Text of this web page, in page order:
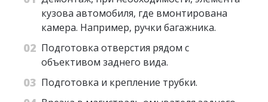
кузова автомобиля, где вмонтирована
камера. Например, ручки багажника.
Подготовка отверстия рядом с
объективом заднего вида.
Подготовка и крепление трубки.